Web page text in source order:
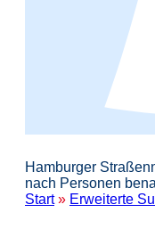
Hamburger
nach Personen
Start» Erweiterte